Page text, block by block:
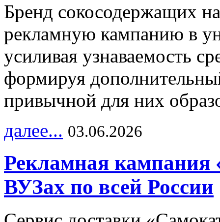
Бренд сокосодержащих
рекламную кампанию в
усиливая узнаваемость
формируя
привычной для них
далее... 03.06.2026
Рекламная кампания
ВУЗах по всей России